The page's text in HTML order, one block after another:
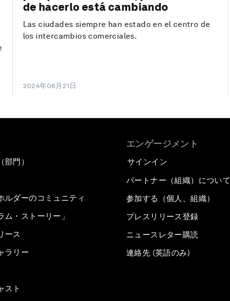
de hacerlo está cambiando
Las ciudades siempre han estado en el centro de
los intercambios comerciales.
2024年06月21日
部門）
ルダーのコミュニティ
ム・ストーリー」
ース
ラリー
スト
エンゲージメント
サインイン
パートナー（組織）について
参加する（個人、組織）
プレスリリース登録
ニュースレター購読
連絡先 (英語のみ)